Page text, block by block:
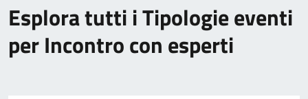
Esplora tutti i Tipologie eventi
per Incontro con esperti